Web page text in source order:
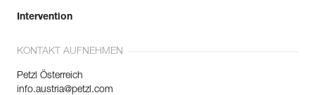
Intervention
KONTAKT AUFNEHMEN
Petzl Österreich
info.austria@petzl.com